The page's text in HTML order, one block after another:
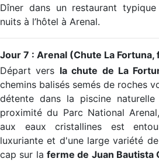
Dîner dans un restaurant
nuits à l’hôtel à Arenal.
Jour 7 : Arenal (Chute La Fortuna,
Départ vers la chute de La
chemins balisés semés de roches
détente dans la piscine
proximité du Parc National
aux eaux cristallines est
luxuriante et d'une large variété
cap sur la ferme de Juan Bautista